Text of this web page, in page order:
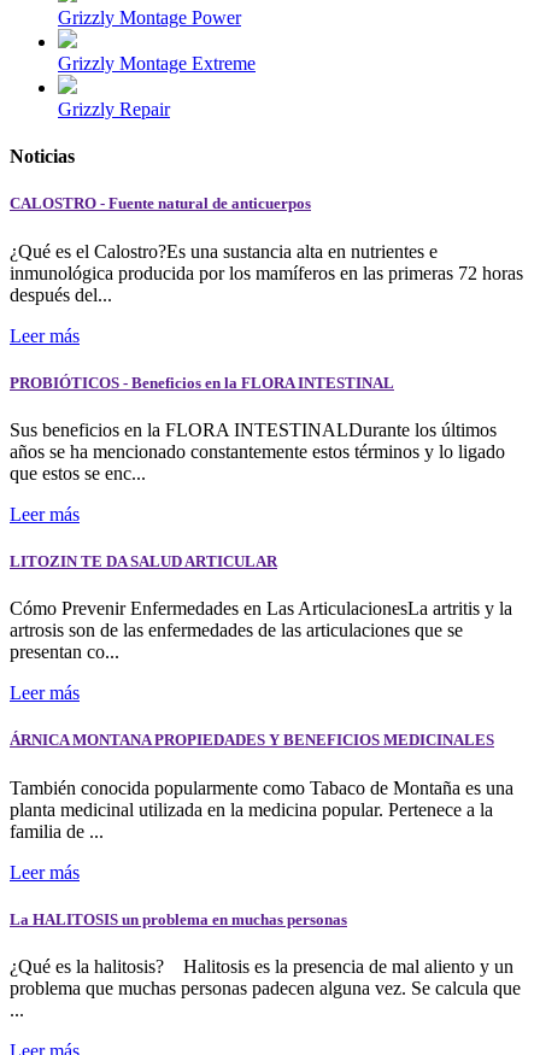
Grizzly Montage Power
Grizzly Montage Extreme
Grizzly Repair
Noticias
CALOSTRO - Fuente natural de anticuerpos
¿Qué es el Calostro?Es una sustancia alta en nutrientes e
inmunológica producida por los mamíferos en las primeras 72 horas
después del...
Leer más
PROBIÓTICOS - Beneficios en la FLORA INTESTINAL
Sus beneficios en la FLORA INTESTINALDurante los últimos
años se ha mencionado constantemente estos términos y lo ligado
que estos se enc...
Leer más
LITOZIN TE DA SALUD ARTICULAR
Cómo Prevenir Enfermedades en Las ArticulacionesLa artritis y la
artrosis son de las enfermedades de las articulaciones que se
presentan co...
Leer más
ÁRNICA MONTANA PROPIEDADES Y BENEFICIOS MEDICINALES
También conocida popularmente como Tabaco de Montaña es una
planta medicinal utilizada en la medicina popular. Pertenece a la
familia de ...
Leer más
La HALITOSIS un problema en muchas personas
¿Qué es la halitosis? Halitosis es la presencia de mal aliento y un
problema que muchas personas padecen alguna vez. Se calcula que
...
Leer más